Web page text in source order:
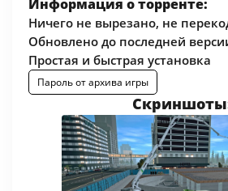
Информация о торренте:
Ничего не вырезано, не
Обновлено до последней
Простая и быстрая установка
Пароль от архива игры